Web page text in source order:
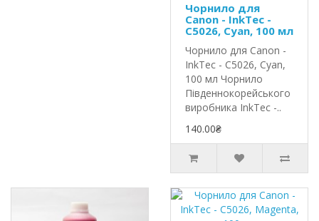
Чорнило для
Canon - InkTec -
C5026, Cyan, 100 мл
Чорнило для Canon -
InkTec - C5026, Cyan,
100 мл Чорнило
Південнокорейського
виробника InkTec -..
140.00₴